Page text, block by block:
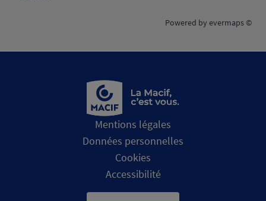
Powered by evermaps ©
Mentions légales
Données personnelles
Cookies
Accessibilité